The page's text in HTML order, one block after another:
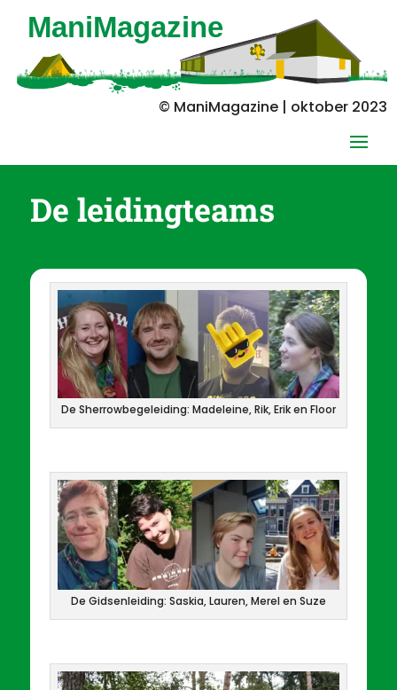
© ManiMagazine | oktober 2023
De leidingteams
De Sherrowbegeleiding: Madeleine, Rik, Erik en Floor
De Gidsenleiding: Saskia, Lauren, Merel en Suze